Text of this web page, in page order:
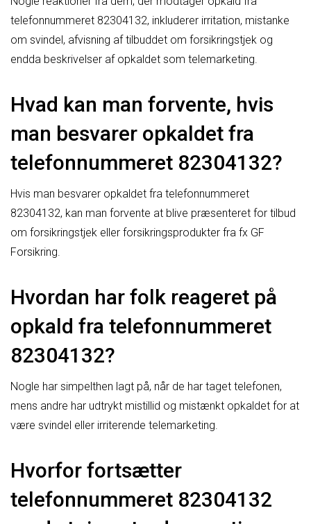
telefonnummeret 82304132, inkluderer irritation, mistanke
om svindel, afvisning af tilbuddet om forsikringstjek og
endda beskrivelser af opkaldet som telemarketing.
Hvad kan man forvente, hvis
man besvarer opkaldet fra
telefonnummeret 82304132?
Hvis man besvarer opkaldet fra telefonnummeret
82304132, kan man forvente at blive præsenteret for tilbud
om forsikringstjek eller forsikringsprodukter fra fx GF
Forsikring.
Hvordan har folk reageret på
opkald fra telefonnummeret
82304132?
Nogle har simpelthen lagt på, når de har taget telefonen,
mens andre har udtrykt mistillid og mistænkt opkaldet for at
være svindel eller irriterende telemarketing.
Hvorfor fortsætter
telefonnummeret 82304132